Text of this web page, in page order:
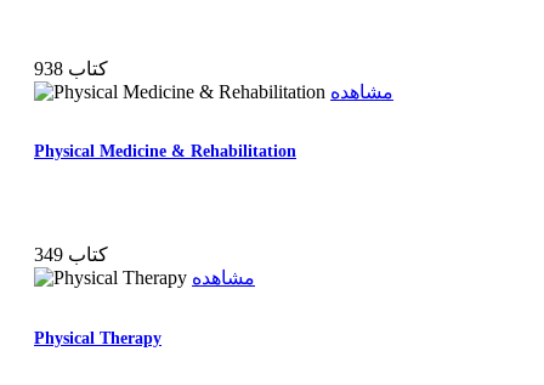
938 کتاب
مشاهده
Physical Medicine & Rehabilitation
349 کتاب
مشاهده
Physical Therapy